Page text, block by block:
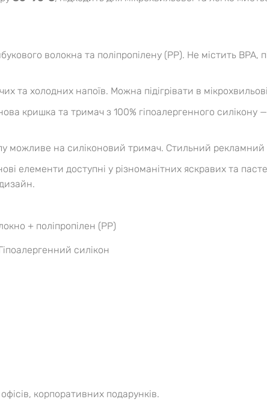
волокна та поліпропілену (PP). Не містить BPA,
та холодних напоїв. Можна підігрівати в
кришка та тримач з 100% гіпоалергенного силікону
можливе на силіконовий тримач. Стильний рекламний
елементи доступні у різноманітних яскравих та
+ поліпропілен (PP)
силікон
корпоративних подарунків.